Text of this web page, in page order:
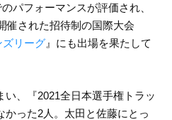
パフォーマンスが評価され、
催された招待制の国際大会
ズリーグ』にも出場を果たして
い、『2021全日本選手権トラッ
かった2人。太田と佐藤にとっ